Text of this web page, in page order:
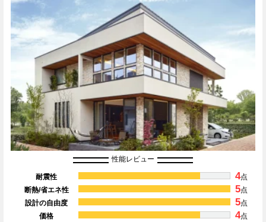
性能レビュー
耐震性 4点
断熱/省エネ性
5点
設計の自由度
5点
価格
4点